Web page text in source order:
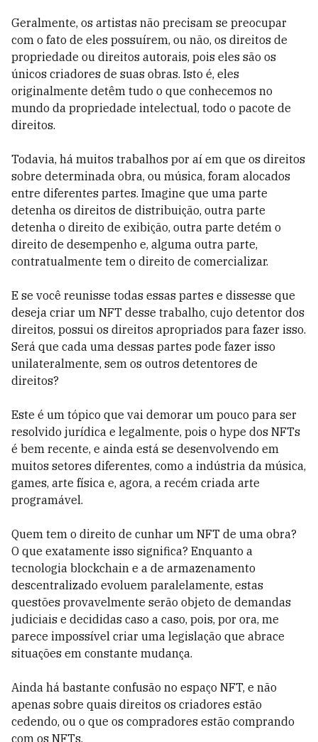
Geralmente, os artistas não precisam se preocupar
com o fato de eles possuírem, ou não, os direitos de
propriedade ou direitos autorais, pois eles são os
únicos criadores de suas obras. Isto é, eles
originalmente detêm tudo o que conhecemos no
mundo da propriedade intelectual, todo o pacote de
direitos.
Todavia, há muitos trabalhos por aí em que os direitos
sobre determinada obra, ou música, foram alocados
entre diferentes partes. Imagine que uma parte
detenha os direitos de distribuição, outra parte
detenha o direito de exibição, outra parte detém o
direito de desempenho e, alguma outra parte,
contratualmente tem o direito de comercializar.
E se você reunisse todas essas partes e dissesse que
deseja criar um NFT desse trabalho, cujo detentor dos
direitos, possui os direitos apropriados para fazer isso.
Será que cada uma dessas partes pode fazer isso
unilateralmente, sem os outros detentores de
direitos?
Este é um tópico que vai demorar um pouco para ser
resolvido jurídica e legalmente, pois o hype dos NFTs
é bem recente, e ainda está se desenvolvendo em
muitos setores diferentes, como a indústria da música,
games, arte física e, agora, a recém criada arte
programável.
Quem tem o direito de cunhar um NFT de uma obra?
O que exatamente isso significa? Enquanto a
tecnologia blockchain e a de armazenamento
descentralizado evoluem paralelamente, estas
questões provavelmente serão objeto de demandas
judiciais e decididas caso a caso, pois, por ora, me
parece impossível criar uma legislação que abrace
situações em constante mudança.
Ainda há bastante confusão no espaço NFT, e não
apenas sobre quais direitos os criadores estão
cedendo, ou o que os compradores estão comprando
com os NFTs.